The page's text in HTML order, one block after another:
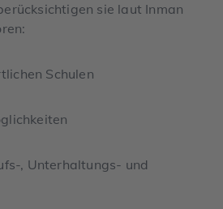
sie laut Inman
Schulen
, Unterhaltungs- und